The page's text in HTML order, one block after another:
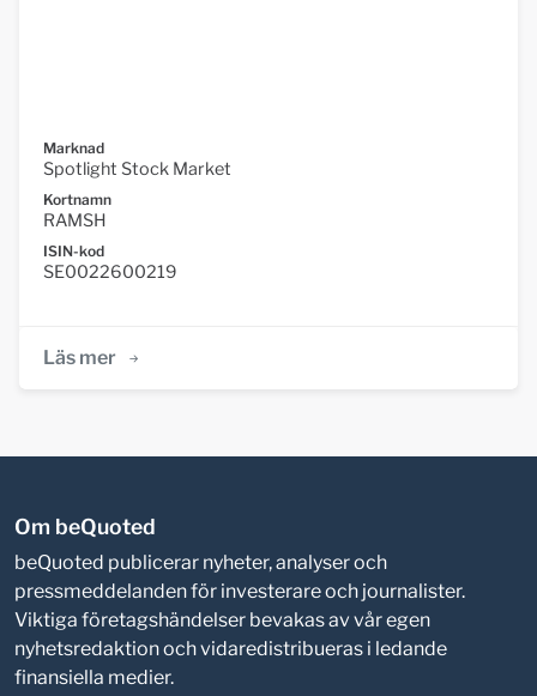
Marknad
Spotlight Stock Market
Kortnamn
RAMSH
ISIN-kod
SE0022600219
Läs mer
Om beQuoted
beQuoted publicerar nyheter, analyser och
pressmeddelanden för investerare och journalister.
Viktiga företagshändelser bevakas av vår egen
nyhetsredaktion och vidaredistribueras i ledande
finansiella medier.